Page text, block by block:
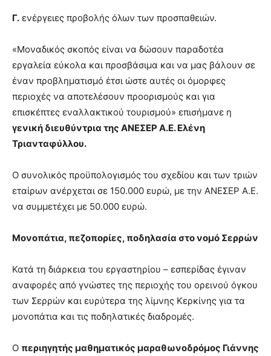
Γ. ενέργειες προβολής όλων των προσπαθειών.
«Μοναδικός σκοπός είναι να δώσουν παραδοτέα
εργαλεία εύκολα και προσβάσιμα και να μας βάλουν σε
έναν προβληματισμό έτσι ώστε αυτές οι όμορφες
περιοχές να αποτελέσουν προορισμούς και για
επισκέπτες εναλλακτικού τουρισμού» επισήμανε η
γενική διευθύντρια της ΑΝΕΣΕΡ Α.Ε. Ελένη
Τριανταφύλλου.
Ο συνολικός προϋπολογισμός του σχεδίου και των τριών
εταίρων ανέρχεται σε 150.000 ευρώ, με την ΑΝΕΣΕΡ Α.Ε.
να συμμετέχει με 50.000 ευρώ.
Μονοπάτια, πεζοπορίες, ποδηλασία στο νομό Σερρών
Κατά τη διάρκεια του εργαστηρίου – εσπερίδας έγιναν
αναφορές από γνώστες της περιοχής του ορεινού όγκου
των Σερρών και ευρύτερα της λίμνης Κερκίνης για τα
μονοπάτια και τις ποδηλατικές διαδρομές.
Ο περιηγητής μαθηματικός μαραθωνοδρόμος Γιάννης